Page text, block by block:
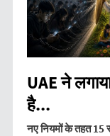
UAE ने
है...
नए नियमों के तहत 15